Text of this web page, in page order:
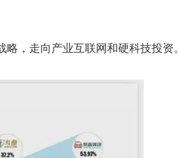
，走向产业互联网和硬科技投资。